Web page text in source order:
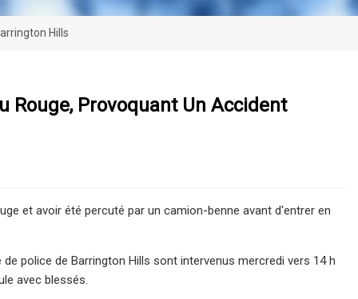
Hills
Rouge, Provoquant Un Accident
et avoir été percuté par un camion-benne avant d'entrer en
police de Barrington Hills sont intervenus mercredi vers 14 h
avec blessés.